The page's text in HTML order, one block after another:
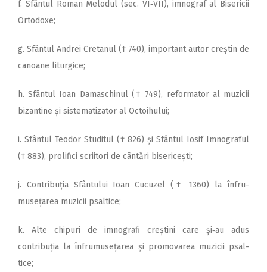
f. Sfântul Roman Melodul (sec. VI‑VII), imnograf al Bisericii
Ortodoxe;
g. Sfântul Andrei Cretanul († 740), important autor creștin de
canoane liturgice;
h. Sfântul Ioan Damaschinul († 749), reformator al muzicii
bizantine și sistematizator al Octoihului;
i. Sfântul Teodor Studitul († 826) și Sfântul Iosif Imnograful
(† 883), prolifici scriitori de cântări bisericești;
j. Contribuția Sfântului Ioan Cucuzel († 1360) la înfru­
musețarea muzicii psaltice;
k. Alte chipuri de imnografi creștini care și‑au adus
contribuția la înfrumusețarea și promovarea muzicii psal­
tice;